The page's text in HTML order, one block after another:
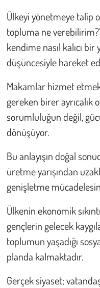
Ülkeyi yönetmeye talip
topluma ne
kendime nasıl kalıcı
düşüncesiyle hareket
Makamlar hizmet
gereken birer
sorumluluğun değil,
dönüşüyor.
Bu anlayışın doğal
üretme yarışından
genişletme
Ülkenin ekonomik
gençlerin gelecek
toplumun yaşadığı
planda kalmaktadır.
Gerçek siyaset;